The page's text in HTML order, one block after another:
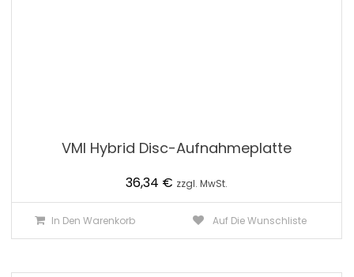
VMI Hybrid Disc-Aufnahmeplatte
36,34 € zzgl. MwSt.
In Den Warenkorb Auf Die Wunschliste